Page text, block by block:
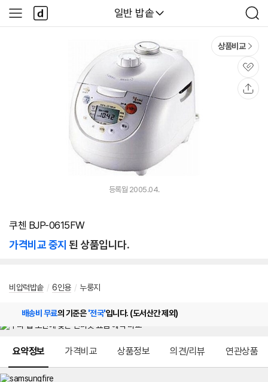
다나와
일반 밥솥
검
색
사
이
다
나
와
상품비교
관
심
등록월 2005.04.
쿠첸 BJP-0615FW
가격비교 중지 된 상품입니다.
비압력밥솥 / 6인용 / 누룽지
배송비 무료의 기준은'전국'입니다. (도서산간 제외)
요약정보 가격비교 상품정보 의견/리뷰 연관상품